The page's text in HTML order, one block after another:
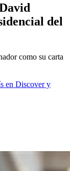
del
como su carta
en Discover y